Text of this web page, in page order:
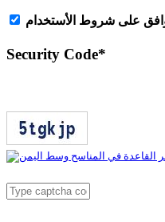
على شروط الأستخدام
Security Code*